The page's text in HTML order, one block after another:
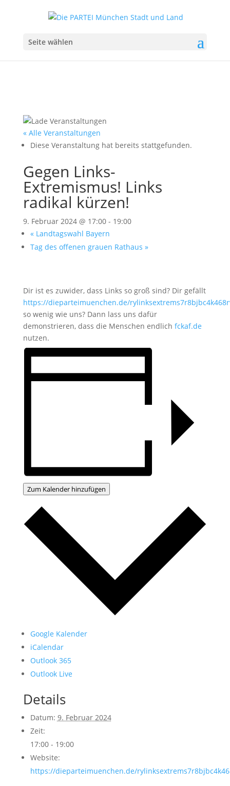
Seite wählen
« Alle Veranstaltungen
Diese Veranstaltung hat bereits stattgefunden.
Gegen Links-
Extremismus! Links
radikal kürzen!
9. Februar 2024 @ 17:00- 19:00
«Landtagswahl Bayern
Tag des offenen grauen Rathaus »
Dir ist es zuwider, dass Links so groß sind? Dir gefällt
https://dieparteimuenchen.de/
so wenig wie uns? Dann lass uns dafür
demonstrieren, dass die Menschen endlich fckaf.de
nutzen.
Zum Kalender hinzufügen
Google Kalender
iCalendar
Outlook 365
Outlook Live
Details
Datum: 9. Februar 2024
Zeit:
17:00 - 19:00
Website:
https://dieparteimuenchen.de/